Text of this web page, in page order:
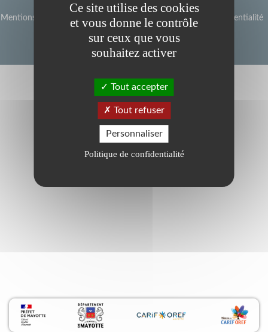
Mentions légales Le réseau des Carif Oref
Politique de confidentialité
Site réalisé par Formanoo
Ce site utilise des cookies
et vous donne le contrôle
sur ceux que vous
souhaitez activer
Tout accepter
Tout refuser
Personnaliser
Politique de confidentialité